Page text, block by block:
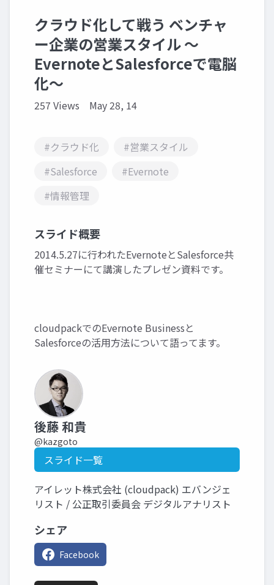
クラウド化して戦う ベンチャ
ー企業の営業スタイル ～
EvernoteとSalesforceで電脳
化～
257 Views May 28, 14
#クラウド化
#営業スタイル
#Salesforce
#Evernote
#情報管理
スライド概要
2014.5.27に行われたEvernoteとSalesforce共
催セミナーにて講演したプレゼン資料です。
cloudpackでのEvernote Businessと
Salesforceの活用方法について語ってます。
後藤 和貴
@kazgoto
スライド一覧
アイレット株式会社 (cloudpack) エバンジェ
リスト / 公正取引委員会 デジタルアナリスト
シェア
Facebook